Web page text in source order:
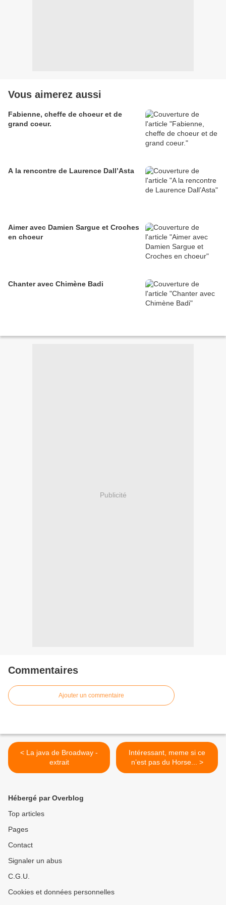
Vous aimerez aussi
Fabienne, cheffe de choeur et de
grand coeur.
A la rencontre de Laurence Dall’Asta
Aimer avec Damien Sargue et Croches
en choeur
Chanter avec Chimène Badi
Publicité
Commentaires
Ajouter un commentaire
< La java de Broadway -
extrait
Intéressant, meme si ce
n’est pas du Horse... >
Hébergé par Overblog
Top articles
Pages
Contact
Signaler un abus
C.G.U.
Cookies et données personnelles